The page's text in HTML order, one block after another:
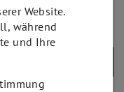
Website.
während
und Ihre